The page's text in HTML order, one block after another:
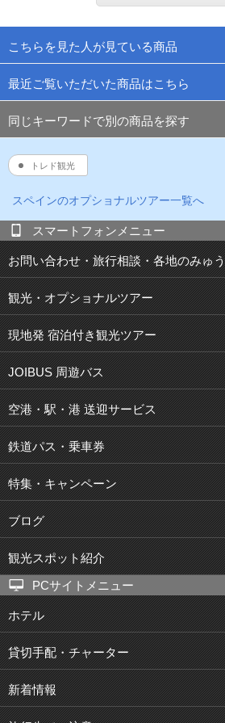
こちらを見た人が見ている商品
最近ご覧いただいた商品はこちら
同じキーワードで別の商品を探す
トレド観光
スペインのオプショナルツアー一覧へ
スマートフォンメニュー
お問い合わせ・旅行相談・各地のみゅう
観光・オプショナルツアー
現地発 宿泊付き観光ツアー
JOIBUS 周遊バス
空港・駅・港 送迎サービス
鉄道パス・乗車券
特集・キャンペーン
ブログ
観光スポット紹介
PCサイトメニュー
ホテル
貸切手配・チャーター
新着情報